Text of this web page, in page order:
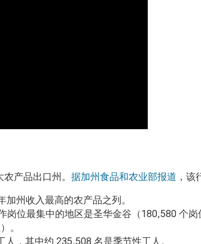
产品出口州。 据加州食品和农业部报道 ，
加州收入最高的农产品之列。
岗位最集中的地区是圣华金谷（180,580 个岗
。
人，其中约 235,508 名是季节性工人。